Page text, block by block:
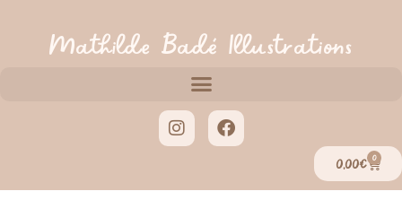
Mathilde Badé Illustrations
0,00€
0